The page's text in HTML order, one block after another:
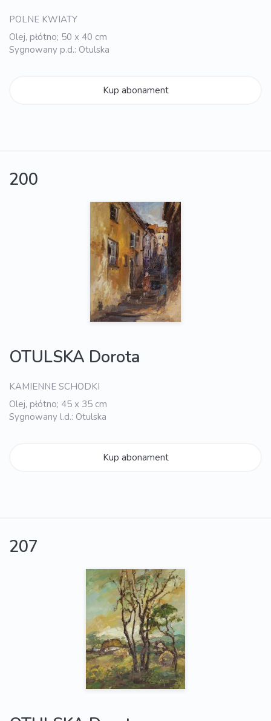
POLNE KWIATY
Olej, płótno; 50 x 40 cm
Sygnowany p.d.: Otulska
Kup abonament
200
OTULSKA Dorota
KAMIENNE SCHODKI
Olej, płótno; 45 x 35 cm
Sygnowany l.d.: Otulska
Kup abonament
207